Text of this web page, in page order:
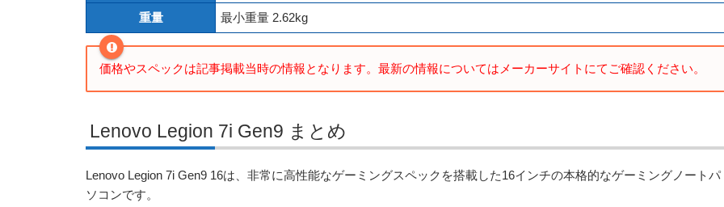
重量 最小重量 2.62kg
価格やスペックは記事掲載当時の情報となります。最新の情報についてはメーカーサイトにてご確認ください。
Lenovo Legion 7i Gen9 まとめ
Lenovo Legion 7i Gen9 16は、非常に高性能なゲーミングスペックを搭載した16インチの本格的なゲーミングノートパ
ソコンです。